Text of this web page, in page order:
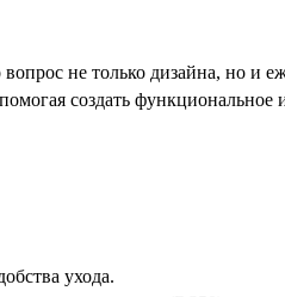
не только дизайна, но и
создать функциональное
ухода.